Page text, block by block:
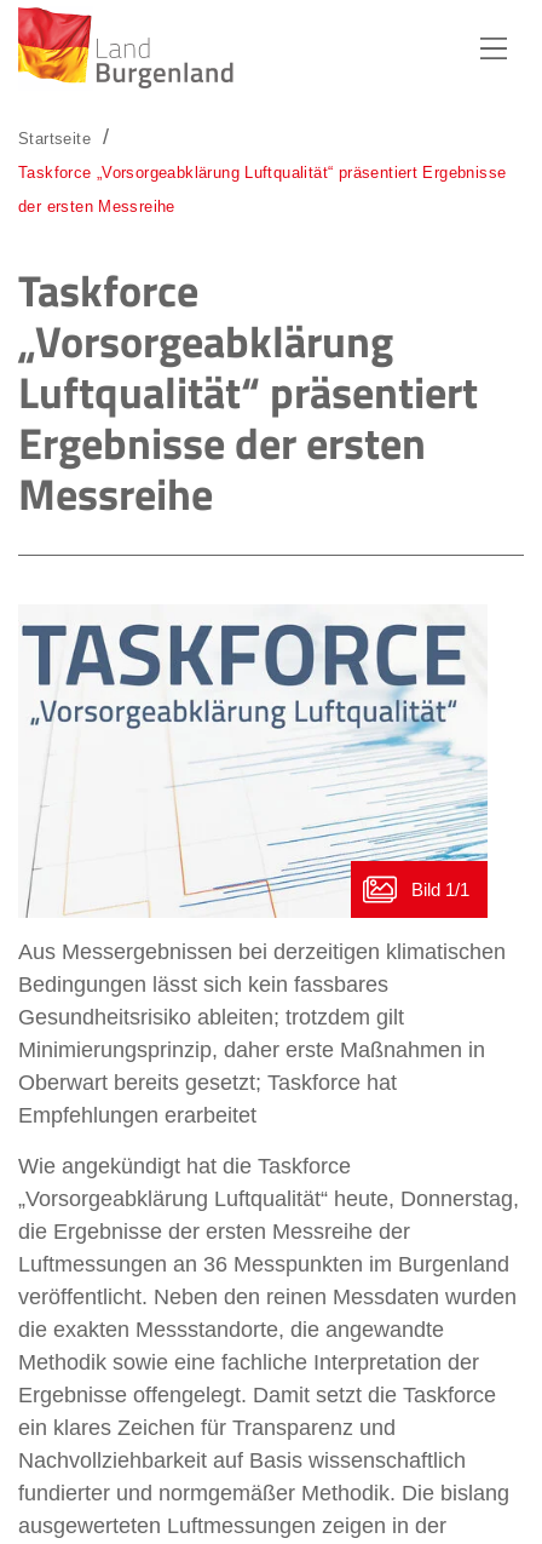
Startseite
Taskforce „Vorsorgeabklärung Luftqualität“ präsentiert Ergebnisse
der ersten Messreihe
Taskforce
„Vorsorgeabklärung
Luftqualität“ präsentiert
Ergebnisse der ersten
Messreihe
Aus Messergebnissen bei derzeitigen klimatischen
Bedingungen lässt sich kein fassbares
Gesundheitsrisiko ableiten; trotzdem gilt
Minimierungsprinzip, daher erste Maßnahmen in
Oberwart bereits gesetzt; Taskforce hat
Empfehlungen erarbeitet
Wie angekündigt hat die Taskforce
„Vorsorgeabklärung Luftqualität“ heute, Donnerstag,
die Ergebnisse der ersten Messreihe der
Luftmessungen an 36 Messpunkten im Burgenland
veröffentlicht. Neben den reinen Messdaten wurden
die exakten Messstandorte, die angewandte
Methodik sowie eine fachliche Interpretation der
Ergebnisse offengelegt. Damit setzt die Taskforce
ein klares Zeichen für Transparenz und
Nachvollziehbarkeit auf Basis wissenschaftlich
fundierter und normgemäßer Methodik. Die bislang
ausgewerteten Luftmessungen zeigen in der